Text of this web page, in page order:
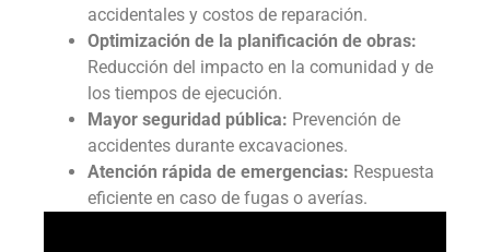
accidentales y costos de reparación.
Optimización de la planificación de obras:
Reducción del impacto en la comunidad y de
los tiempos de ejecución.
Mayor seguridad pública: Prevención de
accidentes durante excavaciones.
Atención rápida de emergencias: Respuesta
eficiente en caso de fugas o averías.